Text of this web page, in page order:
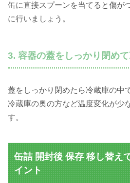
缶に直接スプーンを当てると傷が
に行いましょう。
3. 容器の蓋をしっかり閉め
蓋をしっかり閉めたら冷蔵庫の中
冷蔵庫の奥の方など温度変化が少
す。
缶詰 開封後 保存 移し替え
イント